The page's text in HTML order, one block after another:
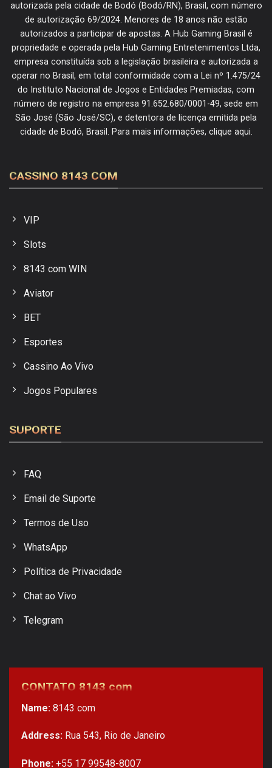
autorizada pela cidade de Bodó (Bodó/RN), Brasil, com número
de autorização 69/2024. Menores de 18 anos não estão
autorizados a participar de apostas. A Hub Gaming Brasil é
propriedade e operada pela Hub Gaming Entretenimentos Ltda,
empresa constituída sob a legislação brasileira e autorizada a
operar no Brasil, em total conformidade com a Lei nº 1.475/24
do Instituto Nacional de Jogos e Entidades Premiadas, com
número de registro na empresa 91.652.680/0001-49, sede em
São José (São José/SC), e detentora de licença emitida pela
cidade de Bodó, Brasil. Para mais informações, clique aqui.
CASSINO 8143 COM
VIP
Slots
8143 com WIN
Aviator
BET
Esportes
Cassino Ao Vivo
Jogos Populares
SUPORTE
FAQ
Email de Suporte
Termos de Uso
WhatsApp
Política de Privacidade
Chat ao Vivo
Telegram
CONTATO 8143 com
Name: 8143 com
Address: Rua 543, Rio de Janeiro
Phone: +55 17 99548-8007